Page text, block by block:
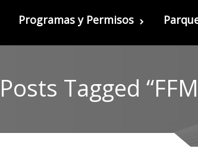
Programas y Permisos
Posts Tagged